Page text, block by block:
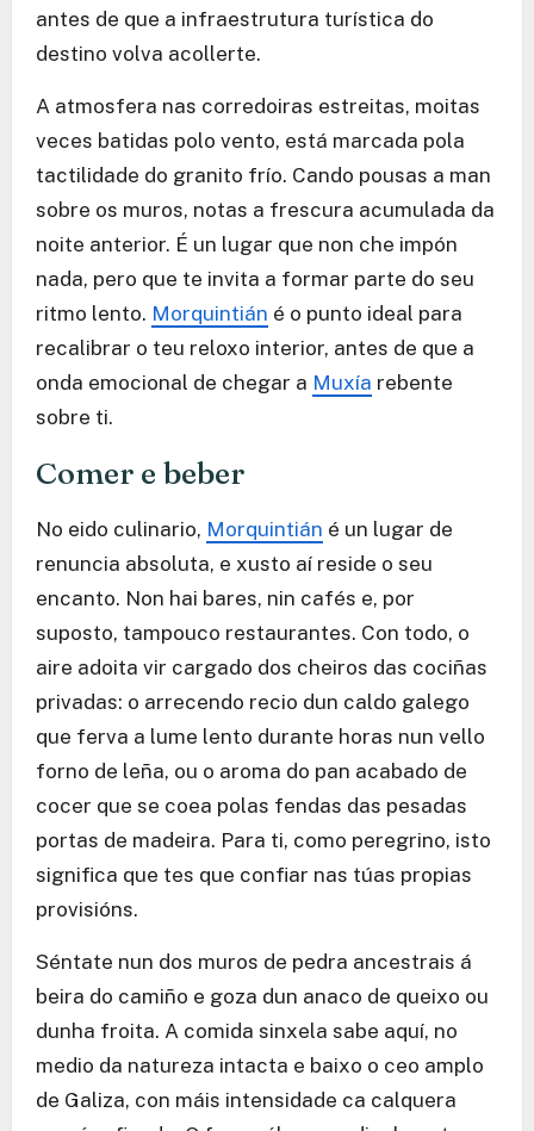
antes de que a infraestrutura turística do
destino volva acollerte.
A atmosfera nas corredoiras estreitas, moitas
veces batidas polo vento, está marcada pola
tactilidade do granito frío. Cando pousas a man
sobre os muros, notas a frescura acumulada da
noite anterior. É un lugar que non che impón
nada, pero que te invita a formar parte do seu
ritmo lento. Morquintián é o punto ideal para
recalibrar o teu reloxo interior, antes de que a
onda emocional de chegar a Muxía rebente
sobre ti.
Comer e beber
No eido culinario, Morquintián é un lugar de
renuncia absoluta, e xusto aí reside o seu
encanto. Non hai bares, nin cafés e, por
suposto, tampouco restaurantes. Con todo, o
aire adoita vir cargado dos cheiros das cociñas
privadas: o arrecendo recio dun caldo galego
que ferva a lume lento durante horas nun vello
forno de leña, ou o aroma do pan acabado de
cocer que se coea polas fendas das pesadas
portas de madeira. Para ti, como peregrino, isto
significa que tes que confiar nas túas propias
provisións.
Séntate nun dos muros de pedra ancestrais á
beira do camiño e goza dun anaco de queixo ou
dunha froita. A comida sinxela sabe aquí, no
medio da natureza intacta e baixo o ceo amplo
de Galiza, con máis intensidade ca calquera